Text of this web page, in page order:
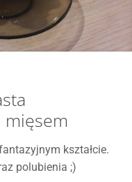
kształcie.
polubienia ;)